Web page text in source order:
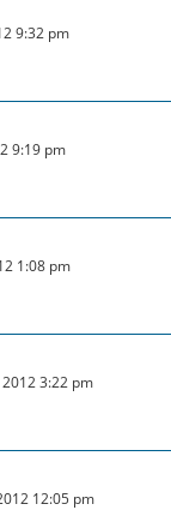
9:32 pm
9:19 pm
1:08 pm
3:22 pm
12:05 pm